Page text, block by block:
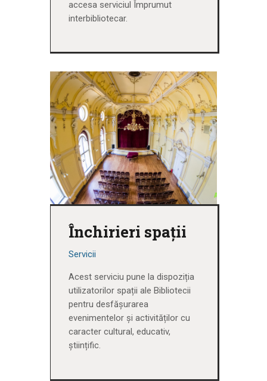
accesa serviciul Împrumut
interbibliotecar.
Închirieri spații
Servicii
Acest serviciu pune la dispoziția
utilizatorilor spații ale Bibliotecii
pentru desfășurarea
evenimentelor și activităților cu
caracter cultural, educativ,
științific.